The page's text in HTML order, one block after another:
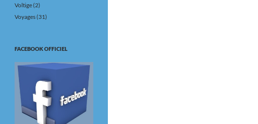
Voltige(2)
Voyages(31)
FACEBOOK OFFICIEL